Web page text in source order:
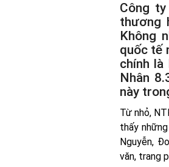
Công
thương
Không
quốc tế
chính là
Nhân
này
Từ nhỏ,
thấy
Nguyễn,
văn, trang